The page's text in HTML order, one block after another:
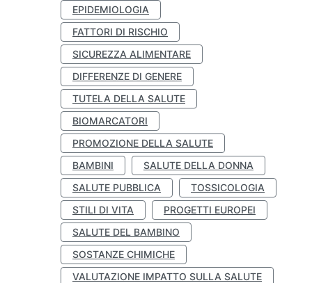
EPIDEMIOLOGIA
FATTORI DI RISCHIO
SICUREZZA ALIMENTARE
DIFFERENZE DI GENERE
TUTELA DELLA SALUTE
BIOMARCATORI
PROMOZIONE DELLA SALUTE
BAMBINI
SALUTE DELLA DONNA
SALUTE PUBBLICA
TOSSICOLOGIA
STILI DI VITA
PROGETTI EUROPEI
SALUTE DEL BAMBINO
SOSTANZE CHIMICHE
VALUTAZIONE IMPATTO SULLA SALUTE